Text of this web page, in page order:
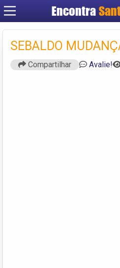
Encontra
Criar
SEBALDO
Compartilhar Avalie!